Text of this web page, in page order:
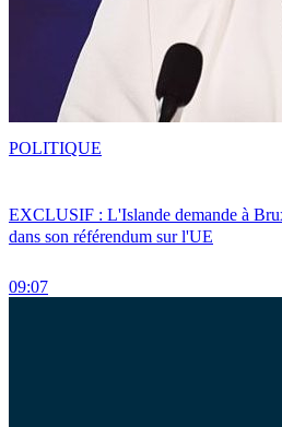
EXCLUSIF : L'Islande demande à
dans son référendum sur l'UE
09:07
POLITIQUE